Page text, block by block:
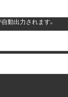
動出力されます。